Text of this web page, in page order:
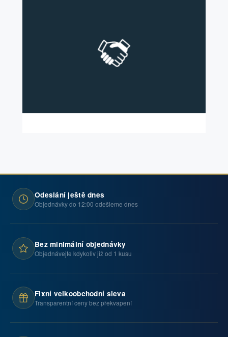
Odeslání ještě dnes
Objednávky do 12:00 odešleme dnes
Bez minimální objednávky
Objednávejte kdykoliv již od 1 kusu
Fixní velkoobchodní sleva
Transparentní ceny bez překvapení